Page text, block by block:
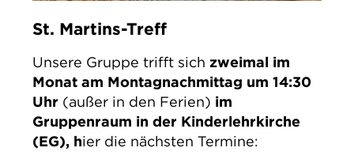
St. Martins-Treff
Unsere Gruppe trifft sich zweimal im
Monat am Montagnachmittag um 14:30
Uhr (außer in den Ferien) im
Gruppenraum in der Kinderlehrkirche
(EG), hier die nächsten Termine: